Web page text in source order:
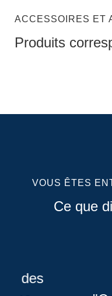
ACCESSOIRES ET
Produits
VOUS ÊTES
Ce que